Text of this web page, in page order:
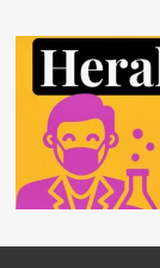
contenido